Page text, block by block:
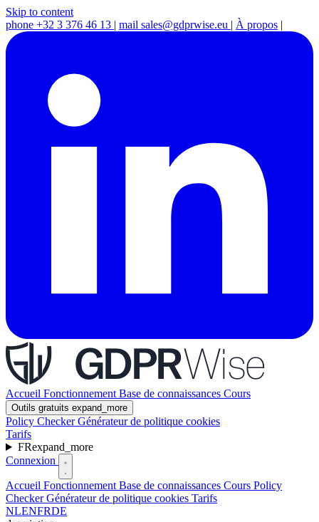
Skip to content
phone +32 3 376 46 13 | mail sales@gdprwise.eu | À propos |
Accueil Fonctionnement Base de connaissances Cours
Outils gratuits expand_more
Policy CheckerGénérateur de politique cookies
Tarifs
FRexpand_more
Connexion
Accueil Fonctionnement Base de connaissances Cours Policy
CheckerGénérateur de politique cookies Tarifs
NLENFRDE